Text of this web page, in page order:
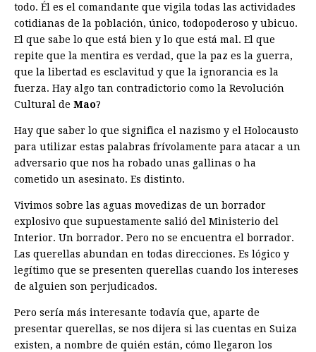
todo. Él es el comandante que vigila todas las actividades
cotidianas de la población, único, todopoderoso y ubicuo.
El que sabe lo que está bien y lo que está mal. El que
repite que la mentira es verdad, que la paz es la guerra,
que la libertad es esclavitud y que la ignorancia es la
fuerza. Hay algo tan contradictorio como la Revolución
Cultural de Mao?
Hay que saber lo que significa el nazismo y el Holocausto
para utilizar estas palabras frívolamente para atacar a un
adversario que nos ha robado unas gallinas o ha
cometido un asesinato. Es distinto.
Vivimos sobre las aguas movedizas de un borrador
explosivo que supuestamente salió del Ministerio del
Interior. Un borrador. Pero no se encuentra el borrador.
Las querellas abundan en todas direcciones. Es lógico y
legítimo que se presenten querellas cuando los intereses
de alguien son perjudicados.
Pero sería más interesante todavía que, aparte de
presentar querellas, se nos dijera si las cuentas en Suiza
existen, a nombre de quién están, cómo llegaron los